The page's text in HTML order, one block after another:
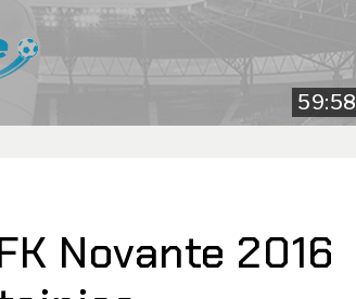
59:58
Novante 2016